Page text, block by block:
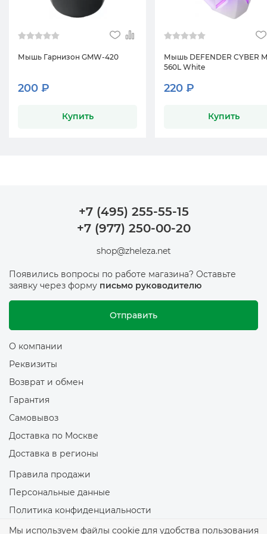
Мышь Гарнизон GMW-420
200 ₽
Купить
Мышь DEFENDER CYBER
560L White
220 ₽
Купить
+7 (495) 255-55-15
+7 (977) 250-00-20
shop@zheleza.net
Появились вопросы по работе магазина? Оставьте
заявку через форму письмо руководителю
Отправить
О компании
Реквизиты
Возврат и обмен
Гарантия
Самовывоз
Доставка по Москве
Доставка в регионы
Правила продажи
Персональные данные
Политика конфиденциальности
Политика обработки файлов Cookie
Мы используем файлы cookie для удобства пользования